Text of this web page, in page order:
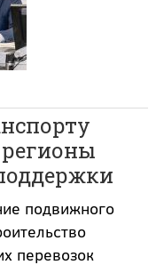
подвижного
перевозок